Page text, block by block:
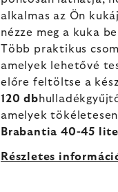
alkalmas az Ön
nézze meg a kuka
Több praktikus
amelyek lehetővé
előre feltöltse a
120 db
amelyek
Brabantia 40-45
Részletes